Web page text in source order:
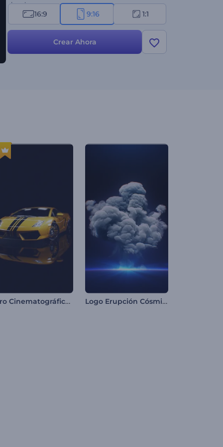
ahora!
16:9 9:16 1:1
Crear Ahora
Intro Cinematográfica de Revelación de Coche Logo Erupción Cósmica